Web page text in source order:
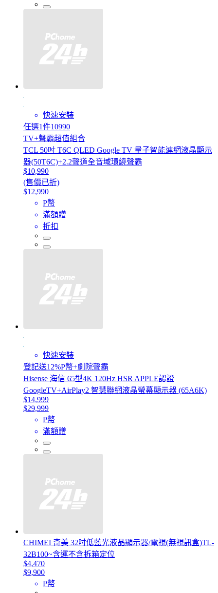
快速安裝
任選1件10990
TV+聲霸超值組合
TCL 50吋 T6C QLED Google TV 量子智能連網液晶顯示
器(50T6C)+2.2聲道全音域環繞聲霸
$10,990
(售價已折)
$12,990
P幣
滿額贈
折扣
快速安裝
登記送12%P幣+劇院聲霸
Hisense 海信 65型4K 120Hz HSR APPLE認證
GoogleTV+AirPlay2 智慧聯網液晶螢幕顯示器 (65A6K)
$14,999
$29,999
P幣
滿額贈
CHIMEI 奇美 32吋低藍光液晶顯示器/電視(無視訊盒)TL-
32B100~含運不含拆箱定位
$4,470
$9,900
P幣